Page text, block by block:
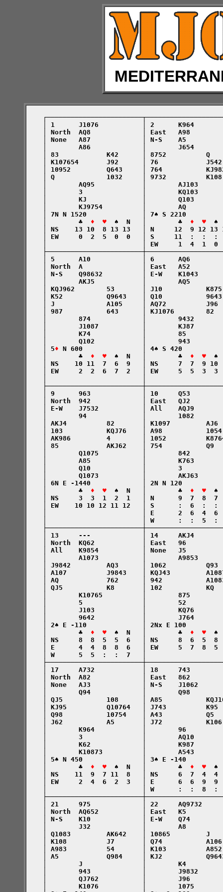
│ 1      J1076           │ 2      K964
│ North  AQ8             │ East   A98
│ None   A87             │ N-S    A5
│        A86             │        J654
│ 83            K42      │ 8752          Q
│ K107654       J92      │ 76
│ 10952         Q643     │ 764
│ Q             1032     │ 9732
│        AQ95            │        AJ103
│        3               │        KQ103
│        KJ              │        Q103
│        KJ9754          │        AQ
│ 7N N 1520              │ 7♠ S 2210
    │        ♣
♦  ♥
  ♠  N   │        ♣
♦  ♥
♠
│ NS    13 10  8 13 13   │ N     12  9 12
│ EW     0  2  5  0  0   │ S     11  :  :
│                        │ EW     1  4  1
│ 5      A10             │ 6      AQ6
│ North  A               │ East   A52
│ N-S    Q98632          │ E-W    K1043
│        AKJ5            │        AQ5
│ KQJ962        53       │ J10
│ K52           Q9643    │ Q10
│ J             A105     │ AQ72
│ 987           643      │ KJ1076        82
│        874             │        9432
│        J1087           │        KJ87
│        K74             │        85
│        Q102            │        943
    │ 5
♦ N 600               │ 4♠ S 420
    │        ♣
♦  ♥
  ♠  N   │        ♣
♦  ♥
♠
│ NS    10 11  7  6  9   │ NS     7  7  9
│ EW     2  2  6  7  2   │ EW     5  5  3
│ 9      963             │ 10     Q53
│ North  942             │ East   QJ2
│ E-W    J7532           │ All    AQJ9
│        94              │        1082
│ AKJ4          82       │ K1097
│ 103           KQJ76    │ A98
│ AK986         4        │ 1052
│ 85            AKJ62    │ 754           Q9
│        Q1075           │        842
│        A85             │        K763
│        Q10             │        3
│        Q1073           │        AKJ63
│ 6N E -1440             │ 2N N 120
    │        ♣
♦  ♥
  ♠  N   │        ♣
♦  ♥
♠
│ NS     3  3  1  2  1   │ N      9  7  8
│ EW    10 10 12 11 12   │ S      :  6  :
│                        │ E      2  6  4
│                        │ W      :  :  5
│ 13     ---             │ 14     AKJ4
│ North  KQ62            │ East   96
│ All    K9854           │ None   J5
│        A1073           │        A9853
│ J9842         AQ3      │ 1062
│ A107          J9843    │ KQJ43
│ AQ            762      │ 942
│ QJ5           K8       │ 102           KQ
│        K10765          │        875
│        5               │        52
│        J103            │        KQ76
│        9642            │        J764
│ 2♠ E -110              │ 2Nx E 100
    │        ♣
♦  ♥
  ♠  N   │        ♣
♦  ♥
♠
│ NS     8  8  5  5  6   │ NS     8  6  5
│ E      4  4  8  8  6   │ EW     5  7  8
│ W      5  5  :  :  7   │
│ 17     A732            │ 18     743
│ North  A82             │ East   862
│ None   AJ3             │ N-S    J1062
│        Q94             │        Q98
│ QJ5           108      │ A85
│ KJ95          Q10764   │ J743
│ Q98           10754    │ A43           Q5
│ J62           A5       │ J72
│        K964            │        96
│        3               │        AQ10
│        K62             │        K987
│        K10873          │        A543
│ 5♠ N 450               │ 3♠ E -140
    │        ♣
♦  ♥
  ♠  N   │        ♣
♦  ♥
♠
│ NS    11  9  7 11  8   │ NS     6  7  4
│ EW     2  4  6  2  3   │ E      6  6  9
│                        │ W      :  :  8
│ 21     975             │ 22     AQ9732
│ North  AQ652           │ East   K5
│ N-S    K10             │ E-W    Q74
│        J32             │        A8
│ Q1083         AK642    │ 10865         J
│ K108          J7       │ Q74
│ A983          54       │ K103
│ A5            Q984     │ KJ2
│        J               │        K4
│        943             │        J9832
│        QJ762           │        J96
│        K1076           │        1075